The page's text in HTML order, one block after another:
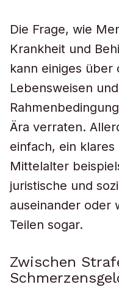
Die Frage, wie
Krankheit und
kann einiges über
Lebensweisen
Ära verraten.
einfach, ein
Mittelalter
juristische und
auseinander oder
Teilen sogar.
Zwischen